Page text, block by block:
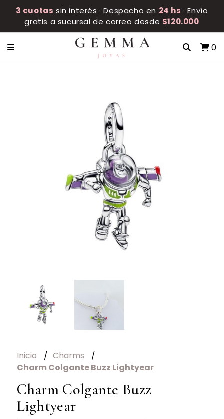
3 cuotas sin interés · Despacho en 24 hs · Envío
gratis a sucursal de correo desde $120.000
0
Inicio
Charms
Charm Colgante Buzz Lightyear
Charm Colgante Buzz
Lightyear